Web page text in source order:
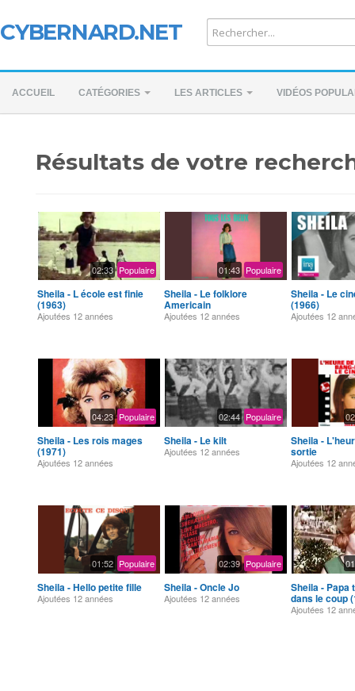
CYBERNARD.NET
ACCUEIL CATÉGORIES LES ARTICLES VIDÉOS
Résultats de votre
02:33 Populaire
Sheila - L école est finie
(1963)
Ajoutées 12 années
01:43 Populaire
Sheila - Le folklore
Americain
Ajoutées 12 années
Sheila - Le
(1966)
Ajoutées 12
04:23 Populaire
Sheila - Les rois mages
(1971)
Ajoutées 12 années
02:44 Populaire
Sheila - Le kilt
Ajoutées 12 années
Sheila -
sortie
Ajoutées 12
01:52 Populaire
Sheila - Hello petite fille
Ajoutées 12 années
02:39 Populaire
Sheila - Oncle Jo
Ajoutées 12 années
Sheila - Papa
dans le coup
Ajoutées 12